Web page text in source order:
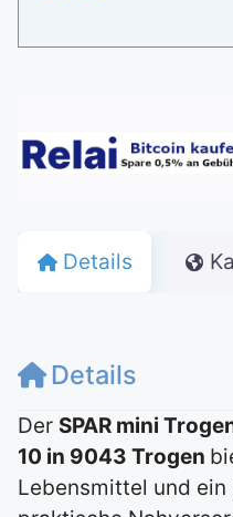
Details
Details
Der SPAR mini
10 in 9043 Trogen
Lebensmittel und